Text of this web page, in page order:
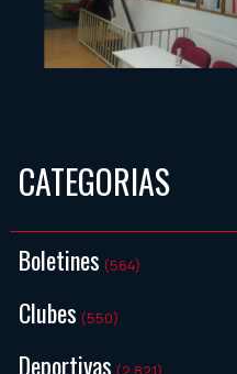
CATEGORIAS
Boletines (564)
Clubes (550)
Deportivas